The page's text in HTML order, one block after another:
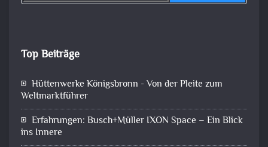
Top Beiträge
Hüttenwerke Königsbronn - Von der Pleite zum
Weltmarktführer
Erfahrungen: Busch+Müller IXON Space – Ein Blick
ins Innere